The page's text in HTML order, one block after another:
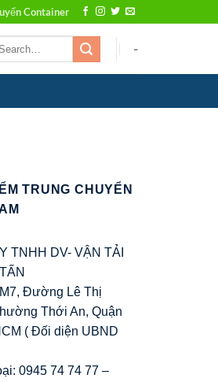
Container
-
TRUNG CHUYỂN
TNHH DV- VẬN TẢI
Đường Lê Thị
Thới An, Quận
( Đối diện UBND
0945 74 74 77 –